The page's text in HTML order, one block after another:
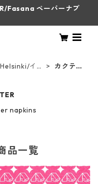
Fasana ペーパーナプ
イヴ
カクテル
napkins
品一覧